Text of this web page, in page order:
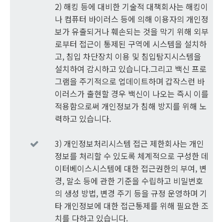
2) 해킹 등에 대비한 기술적 대책회사는 해킹이
나 컴퓨터 바이러스 등에 의해 이용자의 개인정
보가 유출되거나 훼손되는 것을 막기 위해 외부
로부터 접근이 통제된 구역에 시스템을 설치하
고, 침입 차단장치 이용 및 침입탐지시스템을
설치하여 감시하고 있습니다.그리고 백신 프로
그램을 주기적으로 업데이트하며 갑작스런 바
이러스가 출현할 경우 백신이 나오는 즉시 이를
적용함으로써 개인정보가 침해 방지를 위해 노
력하고 있습니다.
3) 개인정보처리시스템 접근 제한회사는 개인
정보를 처리할 수 있도록 체계적으로 구성한 데
이터베이스시스템에 대한 접근권한의 부여, 변
경, 말소 등에 관한 기준을 수립하고 비밀번호
의 생성 방법, 변경 주기 등을 규정 운영하며 기
타 개인정보에 대한 접근통제를 위해 필요한 조
치를 다하고 있습니다.